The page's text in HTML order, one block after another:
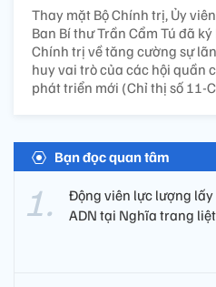
Thay mặt Bộ Chính trị, Ủy
Ban Bí thư Trần Cẩm Tú đã
Chính trị về tăng cường sự
huy vai trò của các hội quần
phát triển mới (Chỉ thị số 11-
Bạn đọc quan tâm
Động viên lực lượng lấy
ADN tại Nghĩa trang